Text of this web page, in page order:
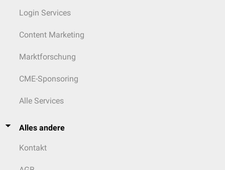
Login Services
Content Marketing
Marktforschung
CME-Sponsoring
Alle Services
Alles andere
Kontakt